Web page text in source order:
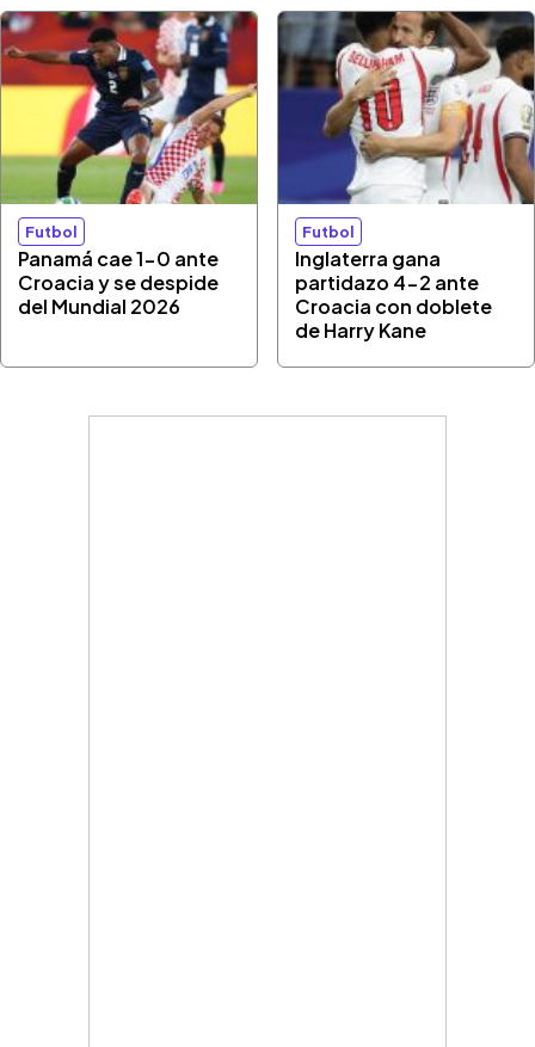
Futbol
Panamá cae 1-0 ante
Croacia y se despide
del Mundial 2026
Futbol
Inglaterra gana
partidazo 4-2 ante
Croacia con doblete
de Harry Kane